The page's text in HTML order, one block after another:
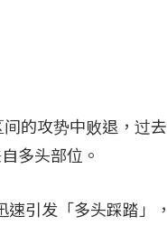
的攻势中败退，过
多头部位。
引发「多头踩踏」